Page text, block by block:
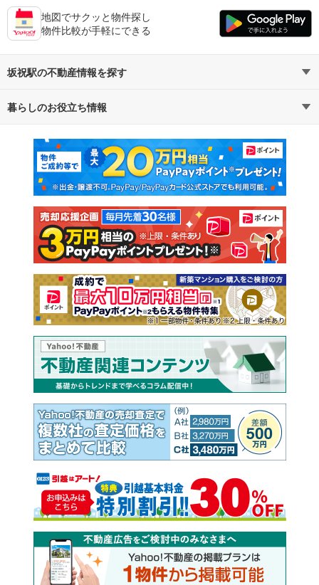
地図でサクッと物件探し
物件比較が手軽にできる
坂祝駅の不動産情報を探す
不動産・住宅
新築マンション 中古マンション
新築一戸建て 中古一戸建て
注文住宅 土地
売却査定
暮らしのお役立ち情報
マンションカタログ 教えて！住まいの先生